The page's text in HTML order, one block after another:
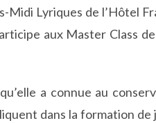
Lyriques de l’Hôtel
aux Master Class
a connue au
dans la formation